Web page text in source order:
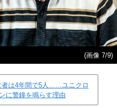
(画像 7/9)
者は4年間で5人……ユニクロ
に警鐘を鳴らす理由